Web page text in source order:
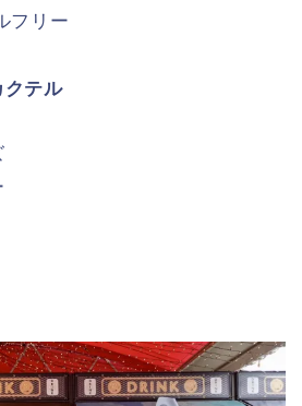
フリー
テル